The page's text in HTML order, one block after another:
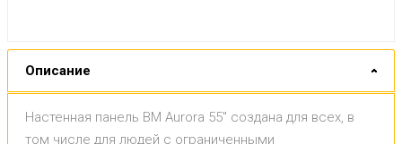
Описание
Настенная панель BM Aurora 55" создана для всех, в
том числе для людей с ограниченными